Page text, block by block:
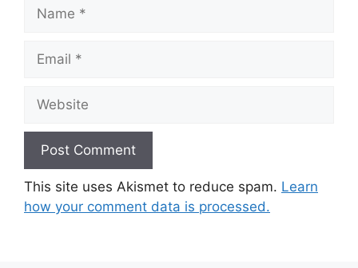
Name
Email
Website
This site uses Akismet to reduce spam. Learn
how your comment data is processed.